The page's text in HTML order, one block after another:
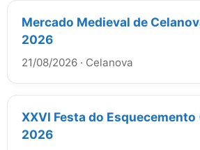
Mercado Medieval de
2026
21/08/2026 · Celanova
XXVI Festa do
2026